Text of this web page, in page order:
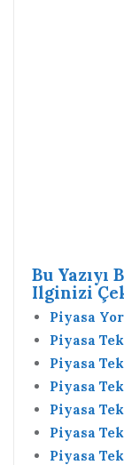
Bu Yazıyı
Ilginizi
Piyasa
Piyasa
Piyasa
Piyasa
Piyasa
Piyasa
Piyasa